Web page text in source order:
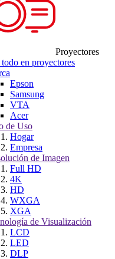
Proyectores
en proyectores
Epson
Samsung
VTA
Acer
de Uso
Hogar
Empresa
de Imagen
Full HD
4K
HD
WXGA
XGA
de Visualización
LCD
LED
DLP